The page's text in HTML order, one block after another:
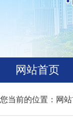
网站首页
您当前的位置： 网